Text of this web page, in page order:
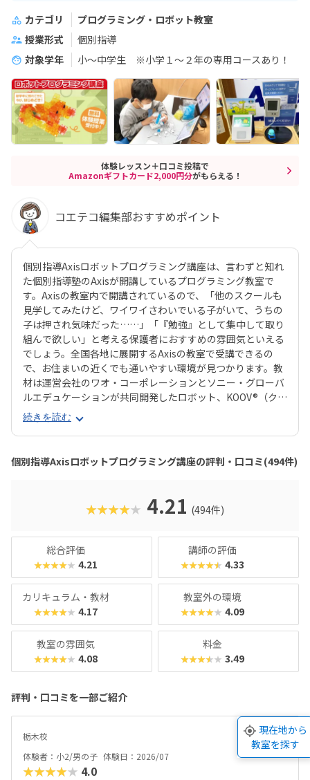
カテゴリ
プログラミング・ロボット教室
授業形式
個別指導
対象学年
小～中学生 ※小学１～２年の専用コースあり！
体験レッスン＋口コミ投稿で
Amazonギフトカード2,000円分がもらえる！
コエテコ編集部おすすめポイント
個別指導Axisロボットプログラミング講座は、言わずと知れ
た個別指導塾のAxisが開講しているプログラミング教室で
す。Axisの教室内で開講されているので、「他のスクールも
見学してみたけど、ワイワイさわいでいる子がいて、うちの
子は押され気味だった……」「『勉強』として集中して取り
組んで欲しい」と考える保護者におすすめの雰囲気といえる
でしょう。全国各地に展開するAxisの教室で受講できるの
で、お住まいの近くでも通いやすい環境が見つかります。教
材は運営会社のワオ・コーポレーションとソニー・グローバ
ルエデュケーションが共同開発したロボット、KOOV®︎（クー
ブ）。半透明のカラフルなブロックを組み合わせながらロボ
ットを組み立てていくので、女の子にも人気が高いのがポイ
ント。ロボットが好きな子はもちろん、色彩感覚に優れる子
からも評判の教材です。さらに、高学年からはエンジニアも
使う本格的なプログラミング言語「Python（パイソン）」
りのとっつきやすい見た目から入って、実践レベルの内容が
学べると好評です。授業料が比較的お手頃価格なのもポイン
月2回）、レギュラーコースは8,800円＋教材費2,640円＋テ
キスト費2,860円（80分×月2回）、マスターコースは11,00
0円＋教材費2,640円＋テキスト費2,860円（80分×月2
回）。年に1度のテキスト費以外、追加料金もかかりませ
ん。明確な料金体系と通いやすさ、ある程度「勉強」の雰囲
気を重視する方におすすめのスクールです。
続きを読む
個別指導Axisロボットプログラミング講座の評判・口コミ(494件)
★★★★★ 4.21 (494件)
総合評価
★★★★★ 4.21
講師の評価
★★★★★ 4.33
カリキュラム・教材
★★★★★ 4.17
教室外の環境
★★★★★ 4.09
教室の雰囲気
★★★★★ 4.08
料金
★★★★★ 3.49
評判・口コミを一部ご紹介
栃木校 体験生
体験者：小2/男の子 体験日：2026/07
★★★★★ 4.0
現在地から
教室を探す